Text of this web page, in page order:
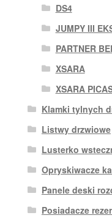
DS4
JUMPY III
PARTNER
XSARA
XSARA
Klamki tylnych
Listwy drzwiowe
Lusterko
Opryskiwacze
Panele deski
Posiadacze